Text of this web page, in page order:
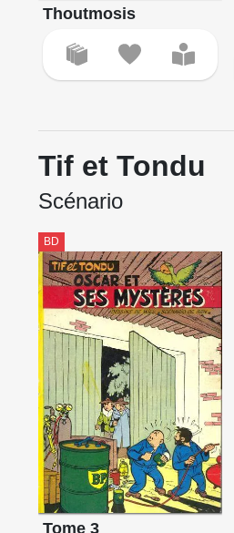
Thoutmosis
Tif et Tondu
Scénario
BD
Tome 3